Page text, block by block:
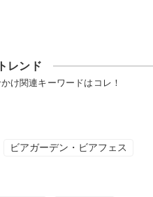
レンド
け関連キーワードはコレ！
ビアガーデン・ビアフェス